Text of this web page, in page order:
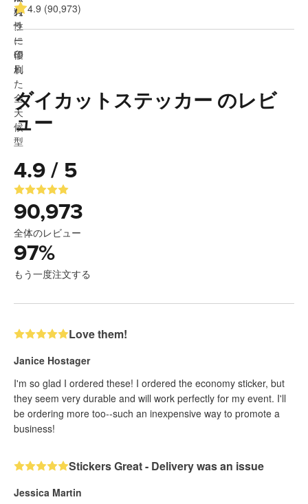
4.9 (90,973)
ダイカットステッカー のレビ
ュー
4.9 / 5
90,973
全体のレビュー
97%
もう一度注文する
Love them!
Janice Hostager
I'm so glad I ordered these! I ordered the economy sticker, but
they seem very durable and will work perfectly for my event. I'll
be ordering more too--such an inexpensive way to promote a
business!
Stickers Great - Delivery was an issue
Jessica Martin